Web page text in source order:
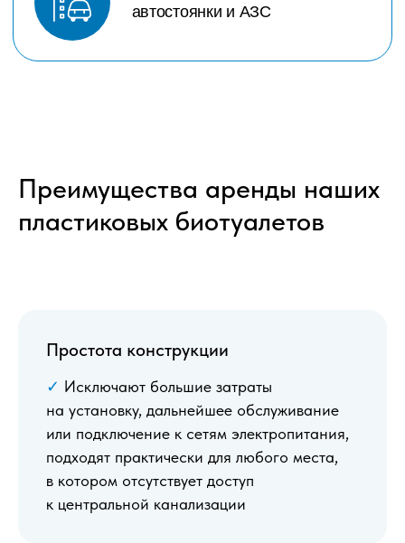
Преимущества аренды наших
пластиковых биотуалетов
Простота конструкции
✓ Исключают большие затраты
на установку, дальнейшее обслуживание
или подключение к сетям электропитания,
подходят практически для любого места,
в котором отсутствует доступ
к центральной канализации